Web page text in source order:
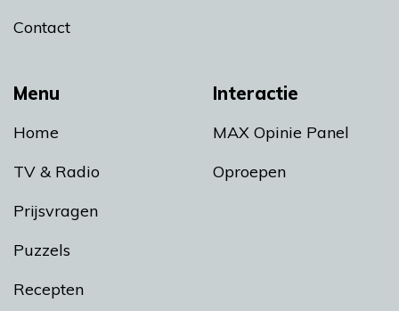
Menu
Home
TV & Radio
Prijsvragen
Puzzels
Recepten
Interactie
MAX Opinie Panel
Oproepen
Contact